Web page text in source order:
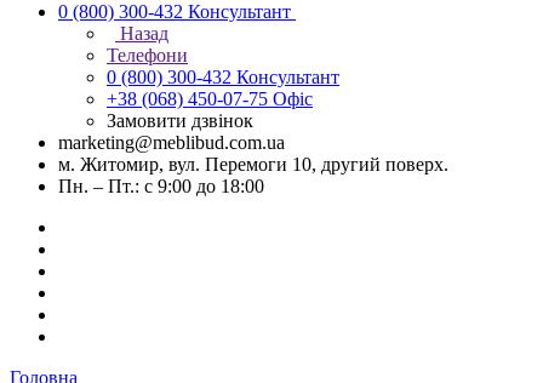
0 (800) 300-432 Консультант
Назад
Телефони
0 (800) 300-432 Консультант
+38 (068) 450-07-75 Офіс
Замовити дзвінок
marketing@meblibud.com.ua
м. Житомир, вул. Перемоги 10, другий поверх.
Пн. – Пт.: с 9:00 до 18:00
Головна